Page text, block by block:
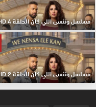
مسلسل وننسى اللي كان الحلقة 4 HD
مسلسل وننسى اللي كان الحلقة 2 HD